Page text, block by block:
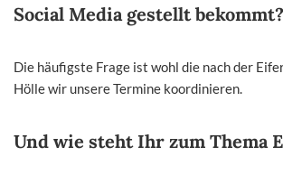
Social Media gestellt bekommt?
Die häufigste Frage ist wohl die nach der
Hölle wir unsere Termine koordinieren.
Und wie steht Ihr zum Thema